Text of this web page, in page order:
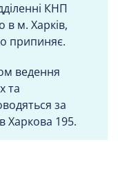
КНП
м. Харків,
припиняє.
ведення
та
за
Харкова 195.